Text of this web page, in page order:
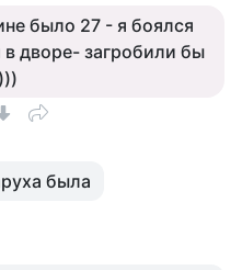
было 27 - я боялся
в дворе- загробили бы
была